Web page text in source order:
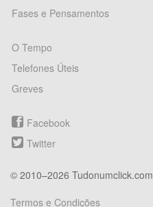
Fases e Pensamentos
O Tempo
Telefones Úteis
Greves
Facebook
Twitter
© 2010–2026 Tudonumclick.com
Termos e Condições